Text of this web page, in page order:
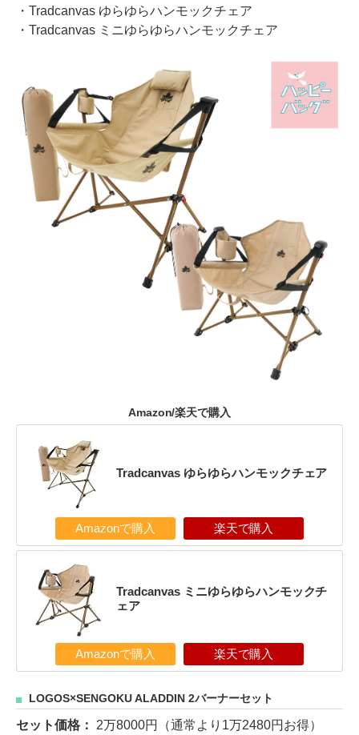
・Tradcanvas ゆらゆらハンモックチェア
・Tradcanvas ミニゆらゆらハンモックチェア
Amazon/楽天で購入
Tradcanvas ゆらゆらハンモックチェア
Amazonで購入 楽天で購入
Tradcanvas ミニゆらゆらハンモックチ
ェア
Amazonで購入 楽天で購入
LOGOS×SENGOKU ALADDIN 2バーナーセット
セット価格： 2万8000円（通常より1万2480円お得）